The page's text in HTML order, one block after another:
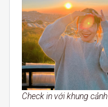
Check in với khung